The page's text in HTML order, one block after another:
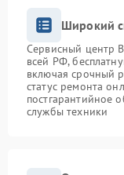
Широкий
Сервисный центр
всей РФ,
включая срочный
статус ремонта
постгарантийное
службы техники